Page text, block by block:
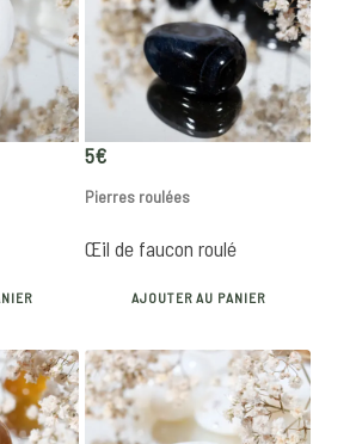
5€
Pierres roulées
Œil de faucon roulé
AJOUTER AU PANIER